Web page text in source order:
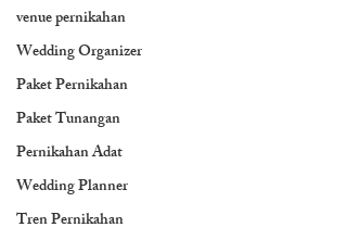
venue pernikahan
Wedding Organizer
Paket Pernikahan
Paket Tunangan
Pernikahan Adat
Wedding Planner
Tren Pernikahan